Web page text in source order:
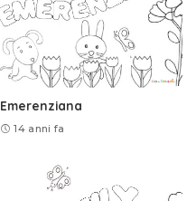
Emerenziana
14 anni fa